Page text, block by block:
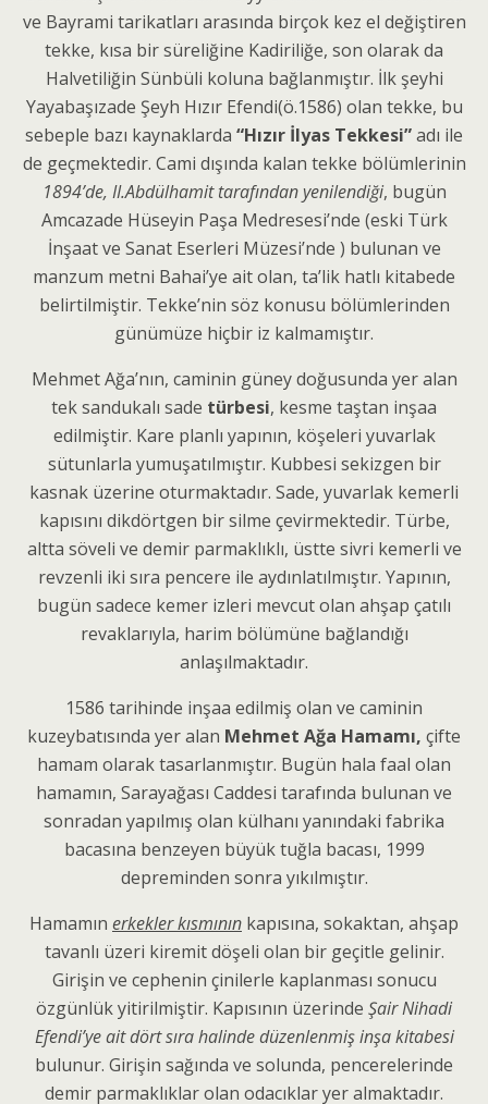
ve Bayrami tarikatları arasında birçok kez el değiştiren
tekke, kısa bir süreliğine Kadiriliğe, son olarak da
Halvetiliğin Sünbüli koluna bağlanmıştır. İlk şeyhi
Yayabaşızade Şeyh Hızır Efendi(ö.1586) olan tekke, bu
sebeple bazı kaynaklarda “Hızır İlyas Tekkesi”adı ile
de geçmektedir. Cami dışında kalan tekke bölümlerinin
1894’de, II.Abdülhamit tarafından yenilendiği, bugün
Amcazade Hüseyin Paşa Medresesi’nde (eski Türk
İnşaat ve Sanat Eserleri Müzesi’nde ) bulunan ve
manzum metni Bahai’ye ait olan, ta’lik hatlı kitabede
belirtilmiştir. Tekke’nin söz konusu bölümlerinden
günümüze hiçbir iz kalmamıştır.
Mehmet Ağa’nın, caminin güney doğusunda yer alan
tek sandukalı sade türbesi, kesme taştan inşaa
edilmiştir. Kare planlı yapının, köşeleri yuvarlak
sütunlarla yumuşatılmıştır. Kubbesi sekizgen bir
kasnak üzerine oturmaktadır. Sade, yuvarlak kemerli
kapısını dikdörtgen bir silme çevirmektedir. Türbe,
altta söveli ve demir parmaklıklı, üstte sivri kemerli ve
revzenli iki sıra pencere ile aydınlatılmıştır. Yapının,
bugün sadece kemer izleri mevcut olan ahşap çatılı
revaklarıyla, harim bölümüne bağlandığı
anlaşılmaktadır.
1586 tarihinde inşaa edilmiş olan ve caminin
kuzeybatısında yer alan Mehmet Ağa Hamamı, çifte
hamam olarak tasarlanmıştır. Bugün hala faal olan
hamamın, Sarayağası Caddesi tarafında bulunan ve
sonradan yapılmış olan külhanı yanındaki fabrika
bacasına benzeyen büyük tuğla bacası, 1999
depreminden sonra yıkılmıştır.
Hamamın erkekler kısmının kapısına, sokaktan, ahşap
tavanlı üzeri kiremit döşeli olan bir geçitle gelinir.
Girişin ve cephenin çinilerle kaplanması sonucu
özgünlük yitirilmiştir. Kapısının üzerinde Şair Nihadi
Efendi’ye ait dört sıra halinde düzenlenmiş inşa kitabesi
bulunur. Girişin sağında ve solunda, pencerelerinde
demir parmaklıklar olan odacıklar yer almaktadır.